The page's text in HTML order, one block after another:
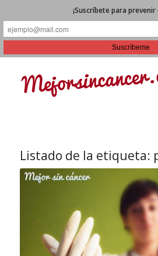
Listado de la etiqueta:
¡Suscríbete para prevenir